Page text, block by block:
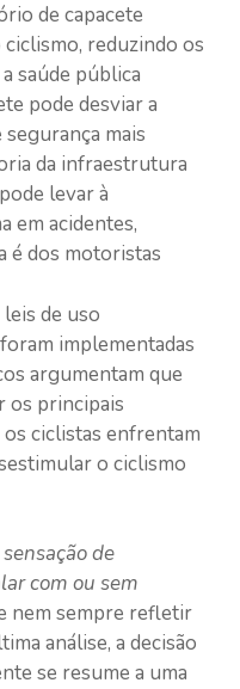
de capacete
reduzindo os
saúde pública
pode desviar a
segurança mais
da infraestrutura
levar à
em acidentes,
é dos motoristas
de uso
implementadas
argumentam que
os principais
ciclistas enfrentam
o ciclismo
de
com ou sem
nem sempre refletir
análise, a decisão
se resume a uma